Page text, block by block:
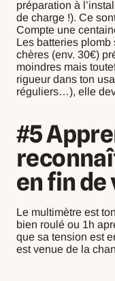
préparation à
de charge !). Ce
Compte une
Les batteries plomb
chères (env. 30€)
moindres mais
rigueur dans ton
réguliers…), elle
#5
en fin de
Le multimètre est
bien roulé ou 1h
que sa tension est
est venue de la